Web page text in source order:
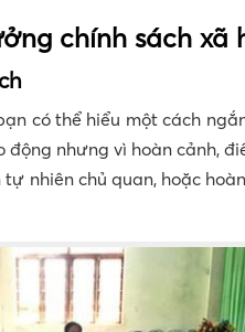
chính sách xã
có thể hiểu một cách
nhưng vì hoàn cảnh,
nhiên chủ quan, hoặc